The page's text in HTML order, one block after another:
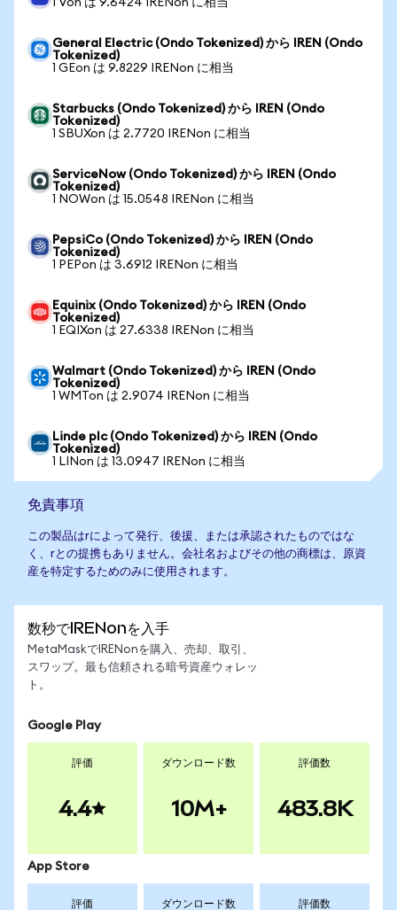
1 Von は 9.6424 IRENon に相当
General Electric (Ondo Tokenized) から IREN (Ondo
Tokenized)
1 GEon は 9.8229 IRENon に相当
Starbucks (Ondo Tokenized) から IREN (Ondo
Tokenized)
1 SBUXon は 2.7720 IRENon に相当
ServiceNow (Ondo Tokenized) から IREN (Ondo
Tokenized)
1 NOWon は 15.0548 IRENon に相当
PepsiCo (Ondo Tokenized) から IREN (Ondo
Tokenized)
1 PEPon は 3.6912 IRENon に相当
Equinix (Ondo Tokenized) から IREN (Ondo
Tokenized)
1 EQIXon は 27.6338 IRENon に相当
Walmart (Ondo Tokenized) から IREN (Ondo
Tokenized)
1 WMTon は 2.9074 IRENon に相当
Linde plc (Ondo Tokenized) から IREN (Ondo
Tokenized)
1 LINon は 13.0947 IRENon に相当
免責事項
この製品はrによって発行、後援、または承認されたものではな
く、rとの提携もありません。会社名およびその他の商標は、原資
産を特定するためのみに使用されます。
数秒でIRENonを入手
MetaMaskでIRENonを購入、売却、取引、
スワップ。最も信頼される暗号資産ウォレッ
ト。
Google Play
評価
4.4
ダウンロード数
10M+
評価数
483.8K
App Store
評価 ダウンロード数 評価数